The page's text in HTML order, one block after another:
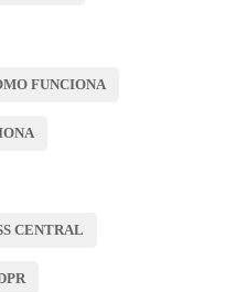
FUNCIONA
CENTRAL